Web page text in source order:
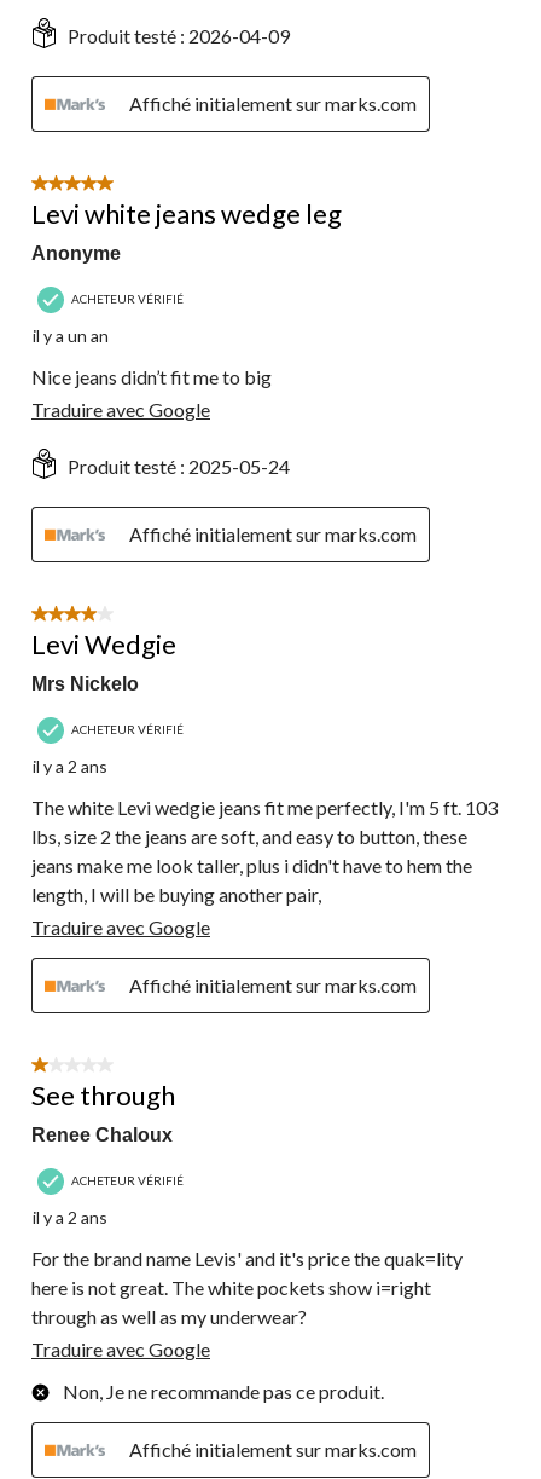
Produit testé : 2026-04-09
Affiché initialement sur marks.com
5 étoile(s) sur 5.
Levi white jeans wedge leg
Anonyme
ACHETEUR VÉRIFIÉ
il y a un an
Nice jeans didn’t fit me to big
Traduire avec Google
Produit testé : 2025-05-24
Affiché initialement sur marks.com
4 étoile(s) sur 5.
Levi Wedgie
Mrs Nickelo
ACHETEUR VÉRIFIÉ
il y a 2 ans
The white Levi wedgie jeans fit me perfectly, I'm 5 ft. 103
lbs, size 2 the jeans are soft, and easy to button, these
jeans make me look taller, plus i didn't have to hem the
length, I will be buying another pair,
Traduire avec Google
Affiché initialement sur marks.com
1 étoile(s) sur 5.
See through
Renee Chaloux
ACHETEUR VÉRIFIÉ
il y a 2 ans
For the brand name Levis' and it's price the quak=lity
here is not great. The white pockets show i=right
through as well as my underwear?
Traduire avec Google
Non, Je ne recommande pas ce produit.
Affiché initialement sur marks.com